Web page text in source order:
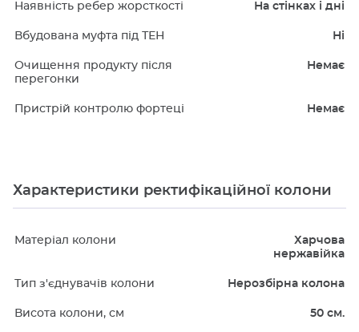
Наявність ребер жорсткості На стінках і дні
Вбудована муфта під ТЕН Ні
Очищення продукту після
перегонки
Немає
Пристрій контролю фортеці Немає
Характеристики ректифікаційної колони
Матеріал колони
Харчова
нержавійка
Тип з'єднувачів колони Нерозбірна колона
Висота колони, см 50 см.